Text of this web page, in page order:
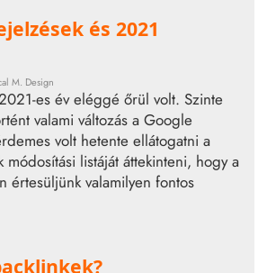
és 2021
M. Design
es év eléggé őrül volt. Szinte
valami változás a Google
volt hetente ellátogatni a
módosítási listáját áttekinteni, hogy a
értesüljünk valamilyen fontos